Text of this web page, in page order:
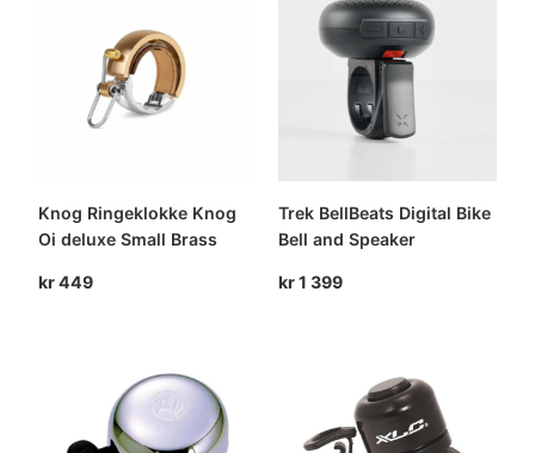
Knog Ringeklokke Knog
Oi deluxe Small Brass
kr449
Trek BellBeats Digital Bike
Bell and Speaker
kr1 399